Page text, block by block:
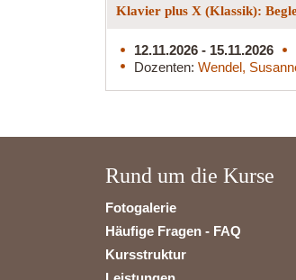
Klavier plus X (Klassik):
12.11.2026 - 15.11.2026
Dozenten: Wendel,
Rund um die Kurse
Fotogalerie
Häufige Fragen - FAQ
Kursstruktur